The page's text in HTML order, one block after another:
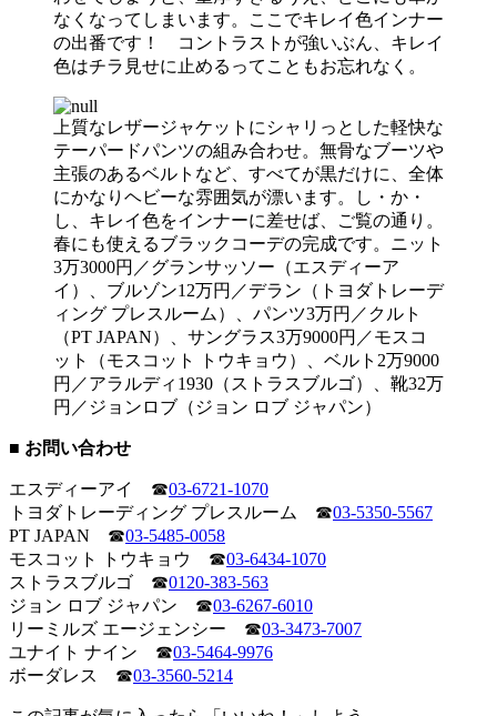
なくなってしまいます。ここでキレイ色インナー
の出番です！ コントラストが強いぶん、キレイ
色はチラ見せに止めるってこともお忘れなく。
上質なレザージャケットにシャリっとした軽快な
テーパードパンツの組み合わせ。無骨なブーツや
主張のあるベルトなど、すべてが黒だけに、全体
にかなりヘビーな雰囲気が漂います。し・か・
し、キレイ色をインナーに差せば、ご覧の通り。
春にも使えるブラックコーデの完成です。ニット
3万3000円／グランサッソー（エスディーア
イ）、ブルゾン12万円／デラン（トヨダトレーデ
ィング プレスルーム）、パンツ3万円／クルト
（PT JAPAN）、サングラス3万9000円／モスコ
ット（モスコット トウキョウ）、ベルト2万9000
円／アラルディ1930（ストラスブルゴ）、靴32万
円／ジョンロブ（ジョン ロブ ジャパン）
■ お問い合わせ
エスディーアイ ☎03-6721-1070
トヨダトレーディング プレスルーム ☎03-5350-5567
PT JAPAN ☎03-5485-0058
モスコット トウキョウ ☎03-6434-1070
ストラスブルゴ ☎0120-383-563
ジョン ロブ ジャパン ☎03-6267-6010
リーミルズ エージェンシー ☎03-3473-7007
ユナイト ナイン ☎03-5464-9976
ボーダレス ☎03-3560-5214